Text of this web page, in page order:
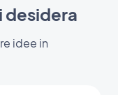
desidera
idee in